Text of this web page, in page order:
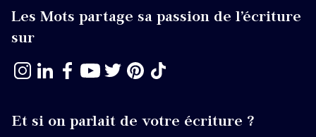
Les Mots partage sa passion de l’écriture
sur
Et si on parlait de votre écriture ?